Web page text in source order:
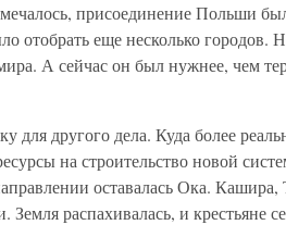
присоединение Польши
отобрать еще несколько городов.
А сейчас он был нужнее, чем
другого дела. Куда более
на строительство новой
оставалась Ока. Кашира,
распахивалась, и крестьяне